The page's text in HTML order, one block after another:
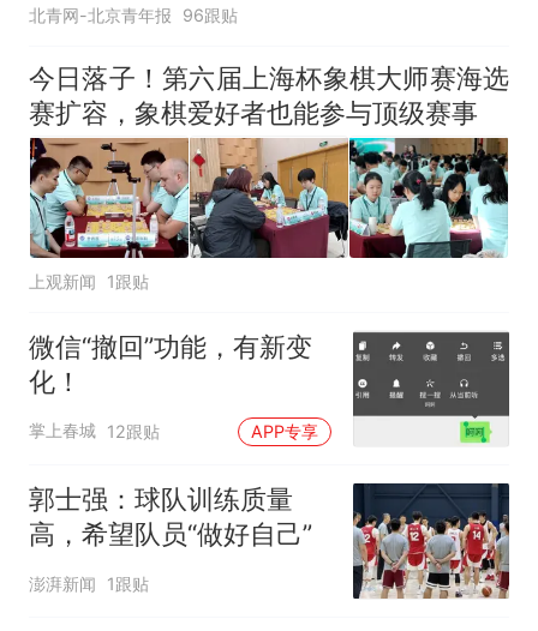
北青网-北京青年报 96跟贴
今日落子！第六届上海杯象棋大师赛海选
赛扩容，象棋爱好者也能参与顶级赛事
上观新闻 1跟贴
微信“撤回”功能，有新变
化！
掌上春城 12跟贴 APP专享
郭士强：球队训练质量
高，希望队员“做好自己”
澎湃新闻 1跟贴